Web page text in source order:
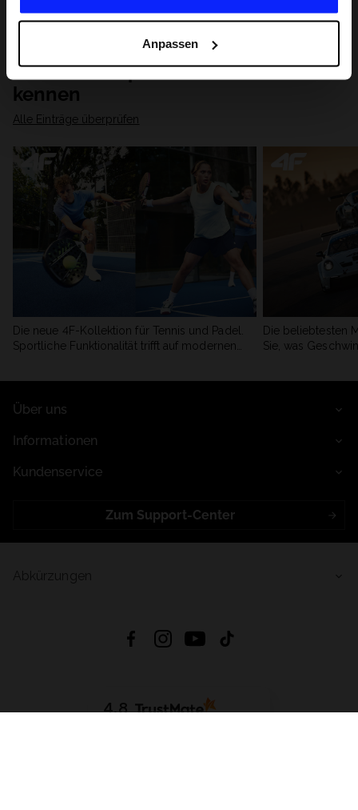
Anpassen
Lernen Sie Sport von Grund auf
kennen
Alle Einträge überprüfen
Die neue 4F-Kollektion für Tennis und Padel.
Sportliche Funktionalität trifft auf modernen
Die beliebtesten
Sie, was
Über uns
Informationen
Kundenservice
Zum Support-Center
4.8